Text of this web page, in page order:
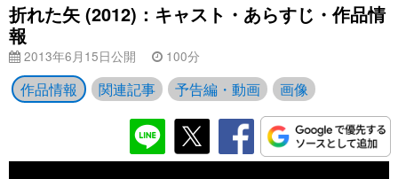
折れた矢 (2012)：キャスト・あらすじ・作品情
報
2013年6月15日公開 100分
作品情報 関連記事 予告編・動画 画像